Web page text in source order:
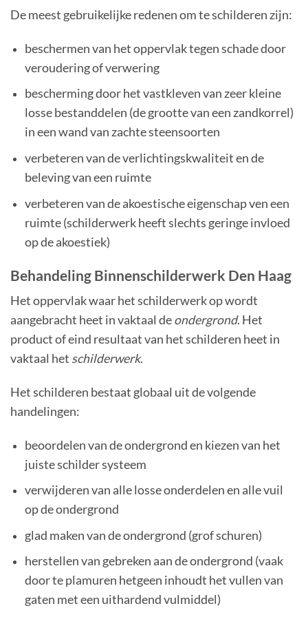
De meest gebruikelijke redenen om te schilderen zijn:
beschermen van het oppervlak tegen schade door
veroudering of verwering
bescherming door het vastkleven van zeer kleine
losse bestanddelen (de grootte van een zandkorrel)
in een wand van zachte steensoorten
verbeteren van de verlichtingskwaliteit en de
beleving van een ruimte
verbeteren van de akoestische eigenschap ven een
ruimte (schilderwerk heeft slechts geringe invloed
op de akoestiek)
Behandeling Binnenschilderwerk Den Haag
Het oppervlak waar het schilderwerk op wordt
aangebracht heet in vaktaal deondergrond. Het
product of eind resultaat van het schilderen heet in
vaktaal het schilderwerk.
Het schilderen bestaat globaal uit de volgende
handelingen:
beoordelen van de ondergrond en kiezen van het
juiste schilder systeem
verwijderen van alle losse onderdelen en alle vuil
op de ondergrond
glad maken van de ondergrond (grof schuren)
herstellen van gebreken aan de ondergrond (vaak
door te plamuren hetgeen inhoudt het vullen van
gaten met een uithardend vulmiddel)